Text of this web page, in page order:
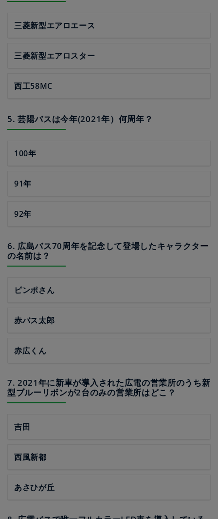
三菱新型エアロエース
三菱新型エアロスター
西工58MC
5. 芸陽バスは今年(2021年）何周年？
100年
91年
92年
6. 広島バス70周年を記念して登場したキャラクター
の名前は？
ピンポさん
赤バス太郎
赤広くん
7. 2021年に新車が導入された広電の営業所のうち新
型ブルーリボンが2台のみの営業所はどこ？
吉田
西風新都
あさひが丘